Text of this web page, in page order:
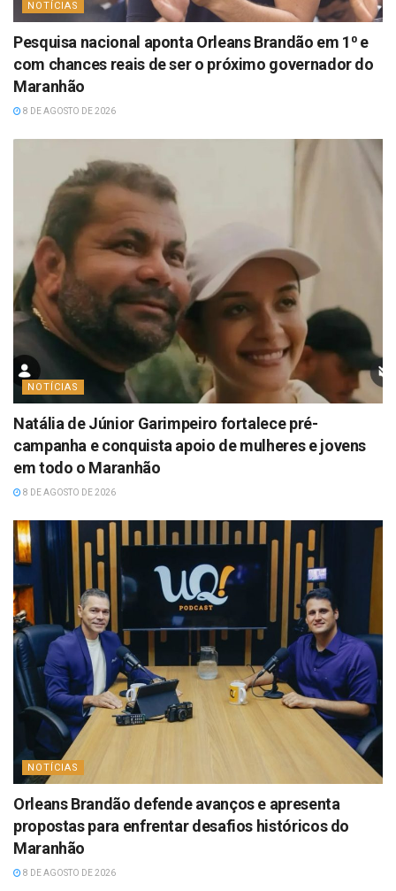
NOTÍCIAS
Pesquisa nacional aponta Orleans Brandão em 1⁰ e
com chances reais de ser o próximo governador do
Maranhão
8 DE AGOSTO DE 2026
NOTÍCIAS
Natália de Júnior Garimpeiro fortalece pré-
campanha e conquista apoio de mulheres e jovens
em todo o Maranhão
8 DE AGOSTO DE 2026
NOTÍCIAS
Orleans Brandão defende avanços e apresenta
propostas para enfrentar desafios históricos do
Maranhão
8 DE AGOSTO DE 2026